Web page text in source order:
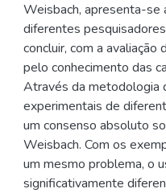
Weisbach, apresenta-se
diferentes
concluir, com a
pelo conhecimento das
Através da metodologia
experimentais de
um consenso absoluto
Weisbach. Com os
um mesmo problema, o
significativamente